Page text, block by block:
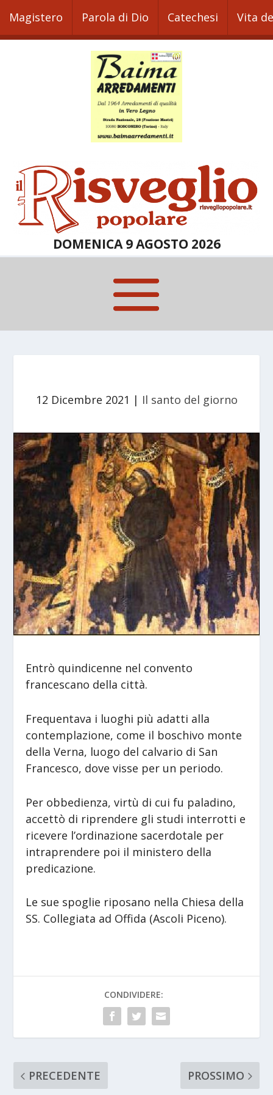
Magistero Parola di Dio Catechesi Vita
DOMENICA 9 AGOSTO 2026
12 Dicembre 2021 | Il santo del giorno
Entrò quindicenne nel convento
francescano della città.
Frequentava i luoghi più adatti alla
contemplazione, come il boschivo monte
della Verna, luogo del calvario di San
Francesco, dove visse per un periodo.
Per obbedienza, virtù di cui fu paladino,
accettò di riprendere gli studi interrotti e
ricevere l’ordinazione sacerdotale per
intraprendere poi il ministero della
predicazione.
Le sue spoglie riposano nella Chiesa della
SS. Collegiata ad Offida (Ascoli Piceno).
CONDIVIDERE:
PRECEDENTE PROSSIMO